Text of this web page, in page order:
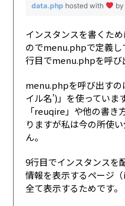
data.php hosted with
インスタンスを書くた
のでmenu.phpで定義し
行目でmenu.phpを呼び
menu.phpを呼び出す
イル名’)」を使ってい
「reuqire」や他の書き
りますが私は今の所使
ん。
9行目でインスタンスを
情報を表示するページ
全て表示するためです。